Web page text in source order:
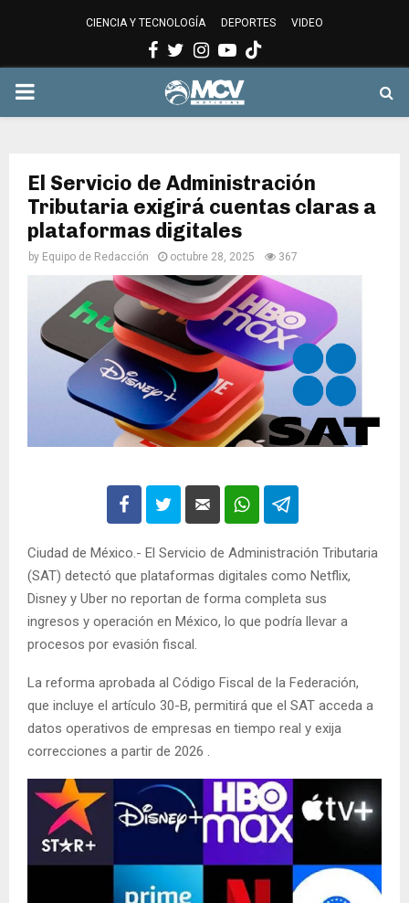
CIENCIA Y TECNOLOGÍA DEPORTES VIDEO
Facebook
Twitter
Instagram
Youtube
PRIMARY
El Servicio de Administración
Tributaria exigirá cuentas claras a
plataformas digitales
by Equipo de Redacción octubre 28, 2025 367
Ciudad de México.- El Servicio de Administración Tributaria
(SAT) detectó que plataformas digitales como Netflix,
Disney y Uber no reportan de forma completa sus
ingresos y operación en México, lo que podría llevar a
procesos por evasión fiscal.
La reforma aprobada al Código Fiscal de la Federación,
que incluye el artículo 30-B, permitirá que el SAT acceda a
datos operativos de empresas en tiempo real y exija
correcciones a partir de 2026 .